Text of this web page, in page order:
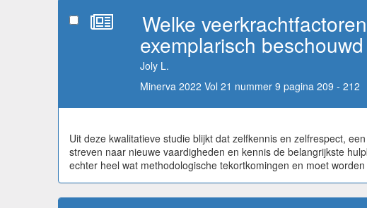
Welke
exemplarisch
Joly L.
Minerva 2022 Vol 21 nummer 9 pagina 209 - 212
Uit deze kwalitatieve studie blijkt dat zelfkennis en zelfrespect,
streven naar nieuwe vaardigheden en kennis de belangrijkste
echter heel wat methodologische tekortkomingen en moet